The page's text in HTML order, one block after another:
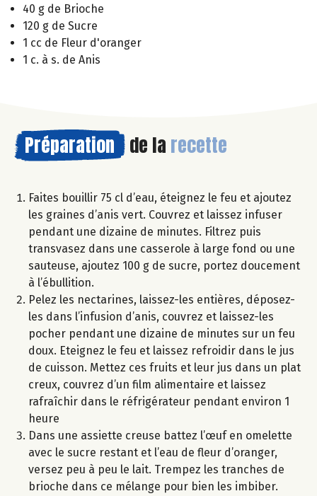
40 g de Brioche
120 g de Sucre
1 cc de Fleur d'oranger
1 c. à s. de Anis
Préparation de la recette
Faites bouillir 75 cl d’eau, éteignez le feu et ajoutez
les graines d’anis vert. Couvrez et laissez infuser
pendant une dizaine de minutes. Filtrez puis
transvasez dans une casserole à large fond ou une
sauteuse, ajoutez 100 g de sucre, portez doucement
à l’ébullition.
Pelez les nectarines, laissez-les entières, déposez-
les dans l’infusion d’anis, couvrez et laissez-les
pocher pendant une dizaine de minutes sur un feu
doux. Eteignez le feu et laissez refroidir dans le jus
de cuisson. Mettez ces fruits et leur jus dans un plat
creux, couvrez d’un film alimentaire et laissez
rafraîchir dans le réfrigérateur pendant environ 1
heure
Dans une assiette creuse battez l’œuf en omelette
avec le sucre restant et l’eau de fleur d’oranger,
versez peu à peu le lait. Trempez les tranches de
brioche dans ce mélange pour bien les imbiber.